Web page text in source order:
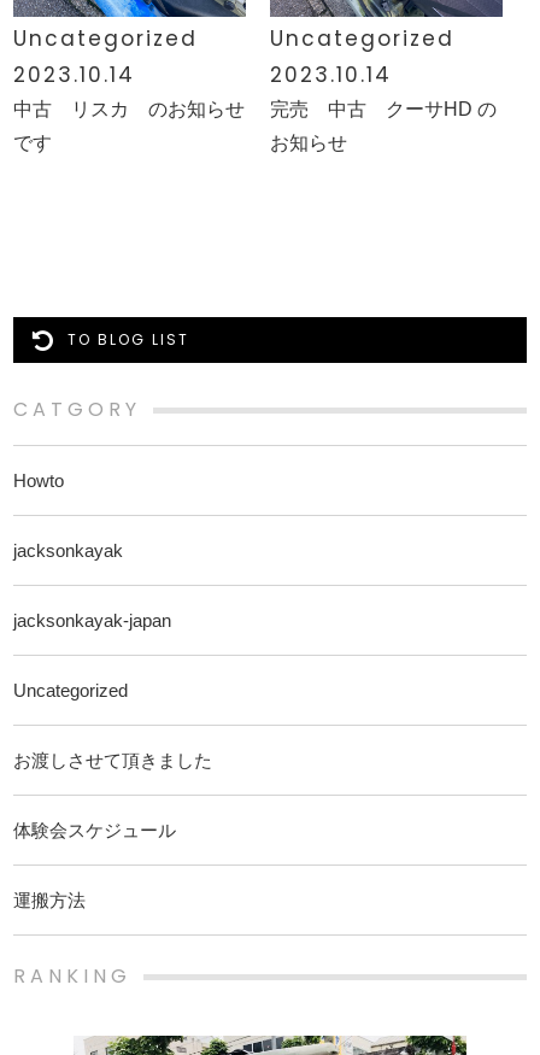
Uncategorized
2023.10.14
中古 リスカ のお知らせ
です
Uncategorized
2023.10.14
完売 中古 クーサHD の
お知らせ
TO BLOG LIST
CATGORY
Howto
jacksonkayak
jacksonkayak-japan
Uncategorized
お渡しさせて頂きました
体験会スケジュール
運搬方法
RANKING